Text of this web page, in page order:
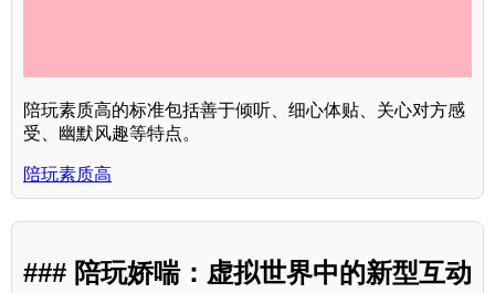
陪玩素质高的标准包括善于倾听、细心体贴、关心对方感
受、幽默风趣等特点。
陪玩素质高
### 陪玩娇喘：虚拟世界中的新型互动